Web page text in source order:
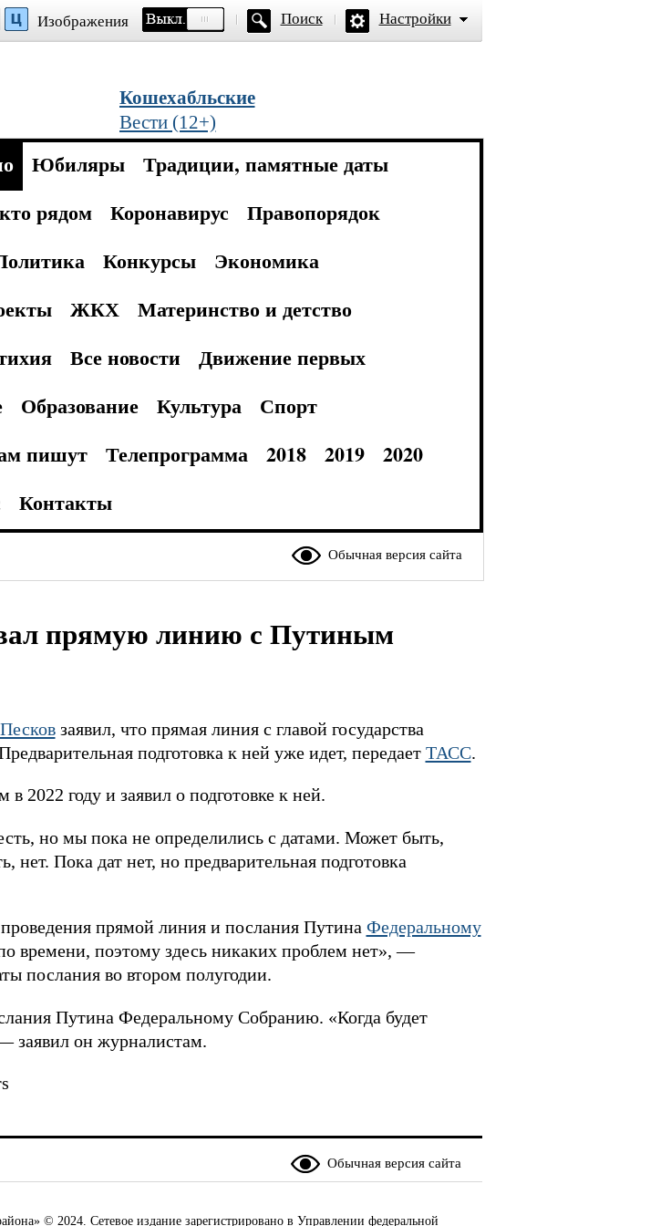
Изображения Поиск Настройки
Кошехабльские
Вести (12+)
Юбиляры
Традиции, памятные даты
рядом Коронавирус
Правопорядок
Конкурсы
Экономика
ЖКХ
Материнство и детство
Все новости
Движение первых
Образование Культура
Спорт
пишут Телепрограмма 2018 2019
2020
Контакты
Обычная версия сайта
прямую линию с Путиным
заявил, что прямая линия с главой государства
подготовка к ней уже идет, передает ТАСС.
году и заявил о подготовке к ней.
но мы пока не определились с датами. Может быть,
Пока дат нет, но предварительная подготовка
прямой линия и послания Путина Федеральному
времени, поэтому здесь никаких проблем нет», —
послания во втором полугодии.
Путина Федеральному Собранию. «Когда будет
заявил он журналистам.
Обычная версия сайта
© 2024. Сетевое издание зарегистрировано в Управлении федеральной